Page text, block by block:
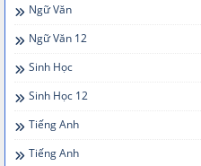
Ngữ Văn
Ngữ Văn 12
Sinh Học
Sinh Học 12
Tiếng Anh
Tiếng Anh